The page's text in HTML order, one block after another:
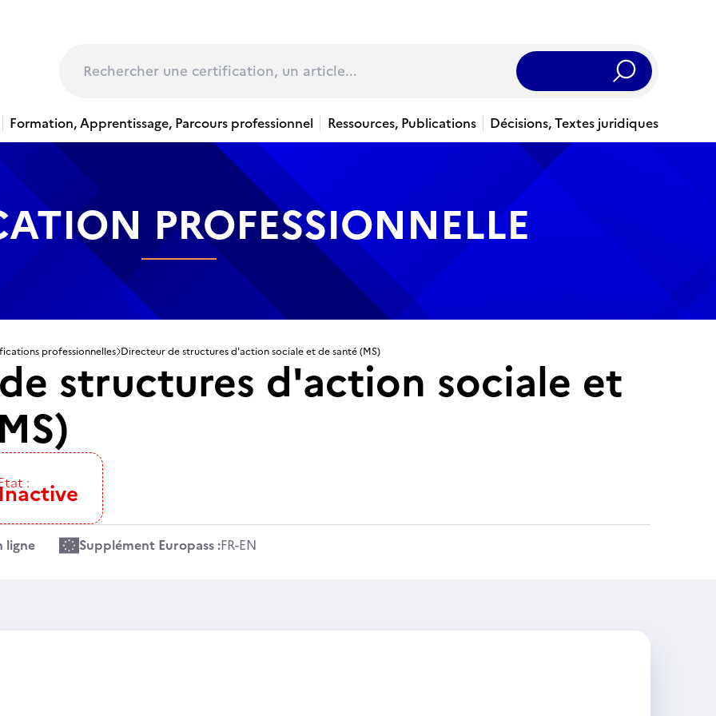
Rechercher
Formation, Apprentissage, Parcours professionnel Ressources, Publications Décisions, Textes juridiques
PROFESSIONNELLE
professionnelles Directeur de structures d'action sociale et de santé (MS)
structures d'action sociale et
:
ligne Supplément Europass :FR-EN